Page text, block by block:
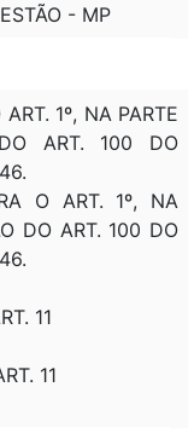
- MP
1º, NA PARTE
ART. 100 DO
O ART. 1º, NA
DO ART. 100 DO
11
11